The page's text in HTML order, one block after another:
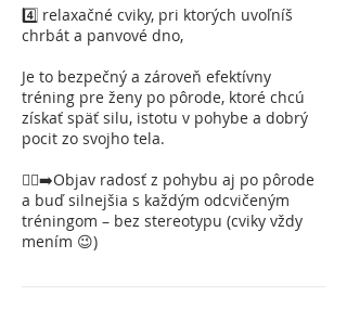
4️⃣ relaxačné cviky, pri ktorých uvoľníš
chrbát a panvové dno,
Je to bezpečný a zároveň efektívny
tréning pre ženy po pôrode, ktoré chcú
získať späť silu, istotu v pohybe a dobrý
pocit zo svojho tela.
🏃‍♀️‍➡️Objav radosť z pohybu aj po pôrode
a buď silnejšia s každým odcvičeným
tréningom – bez stereotypu (cviky vždy
mením 😉)